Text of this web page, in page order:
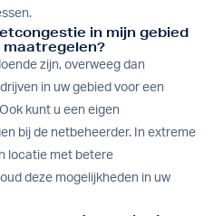
in mijn gebied
zijn, overweeg dan
in uw gebied voor een
kunt u een eigen
bij de netbeheerder. In extreme
locatie met betere
deze mogelijkheden in uw